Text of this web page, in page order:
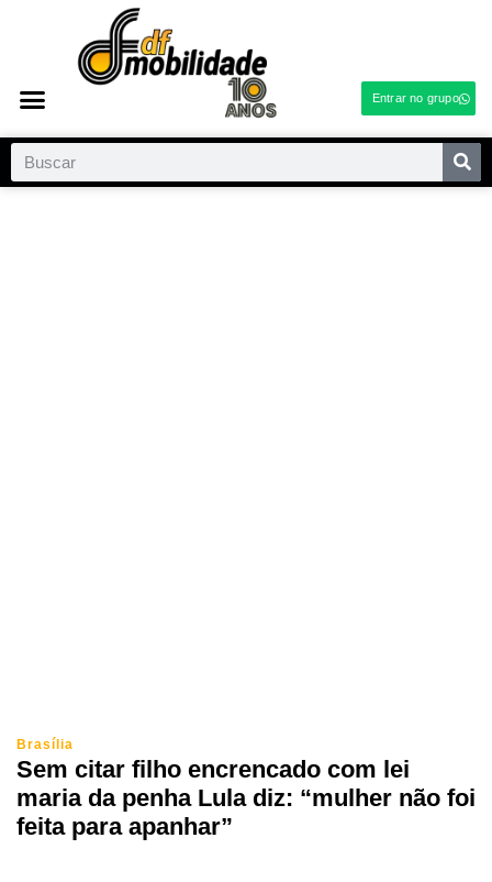
Entrar no grupo
Brasília
Sem citar filho encrencado com lei
maria da penha Lula diz: “mulher não foi
feita para apanhar”